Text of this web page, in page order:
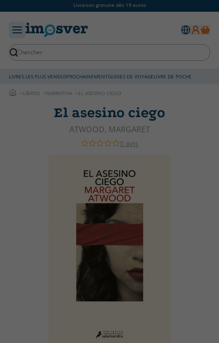
Livraison gratuite dès 19 euros
LIVRES LES PLUS VENDUSPROCHAINEMENTGUIDES DE VOYAGELIVRE DE POCHE
LIBROS NARRATIVA EL ASESINO CIEGO
El asesino ciego
ATWOOD, MARGARET
0 avis